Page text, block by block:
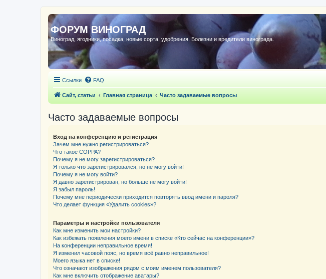
ФОРУМ ВИНОГРАД
Виноград, ягодники, посадка, новые сорта, удобрения. Болезни и вредители винограда.
Ссылки FAQ
Сайт, статьи Главная страница Часто задаваемые вопросы
Часто задаваемые вопросы
Вход на конференцию и регистрация
Зачем мне нужно регистрироваться?
Что такое COPPA?
Почему я не могу зарегистрироваться?
Я только что зарегистрировался, но не могу войти!
Почему я не могу войти?
Я давно зарегистрирован, но больше не могу войти!
Я забыл пароль!
Почему мне периодически приходится повторять ввод имени и пароля?
Что делает функция «Удалить cookies»?
Параметры и настройки пользователя
Как мне изменить мои настройки?
Как избежать появления моего имени в списке «Кто сейчас на конференции»?
На конференции неправильное время!
Я изменил часовой пояс, но время всё равно неправильное!
Моего языка нет в списке!
Что означают изображения рядом с моим именем пользователя?
Как мне включить отображение аватары?